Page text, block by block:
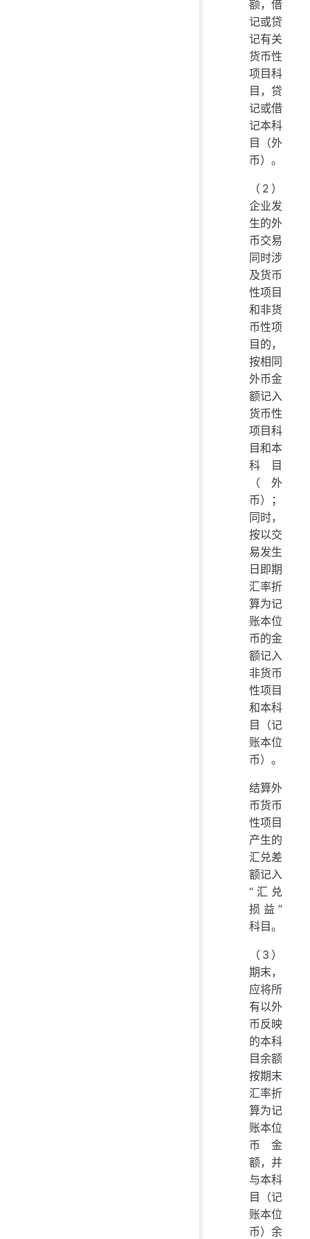
额，借
记或贷
记有关
货币性
项目科
目，贷
记或借
记本科
目（外
币）。
（2）
企业发
生的外
币交易
同时涉
及货币
性项目
和非货
币性项
目的，
按相同
外币金
额记入
货币性
项目科
目和本
科目
（外
币）；
同时，
按以交
易发生
日即期
汇率折
算为记
账本位
币的金
额记入
非货币
性项目
和本科
目（记
账本位
币）。
结算外
币货币
性项目
产生的
汇兑差
额记入
“汇兑
损益”
科目。
（3）
期末，
应将所
有以外
币反映
的本科
目余额
按期末
汇率折
算为记
账本位
币金
额，并
与本科
目（记
账本位
币）余